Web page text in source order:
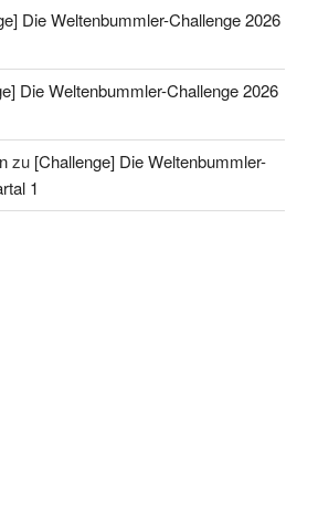
Die Weltenbummler-Challenge 2026
Die Weltenbummler-Challenge 2026
zu [Challenge] Die Weltenbummler-
1